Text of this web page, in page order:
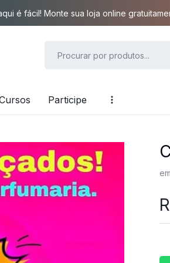
é fácil! Monte sua loja online
Participe